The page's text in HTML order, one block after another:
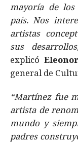
mayoría de
país. Nos
artistas
sus
explicó
general de
“Martínez fue
artista de
mundo y
padres